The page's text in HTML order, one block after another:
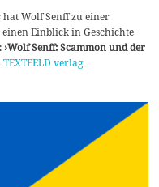
hat Wolf Senff zu einer
einen Einblick in Geschichte
›Wolf Senff: Scammon und der
TEXTFELD verlag